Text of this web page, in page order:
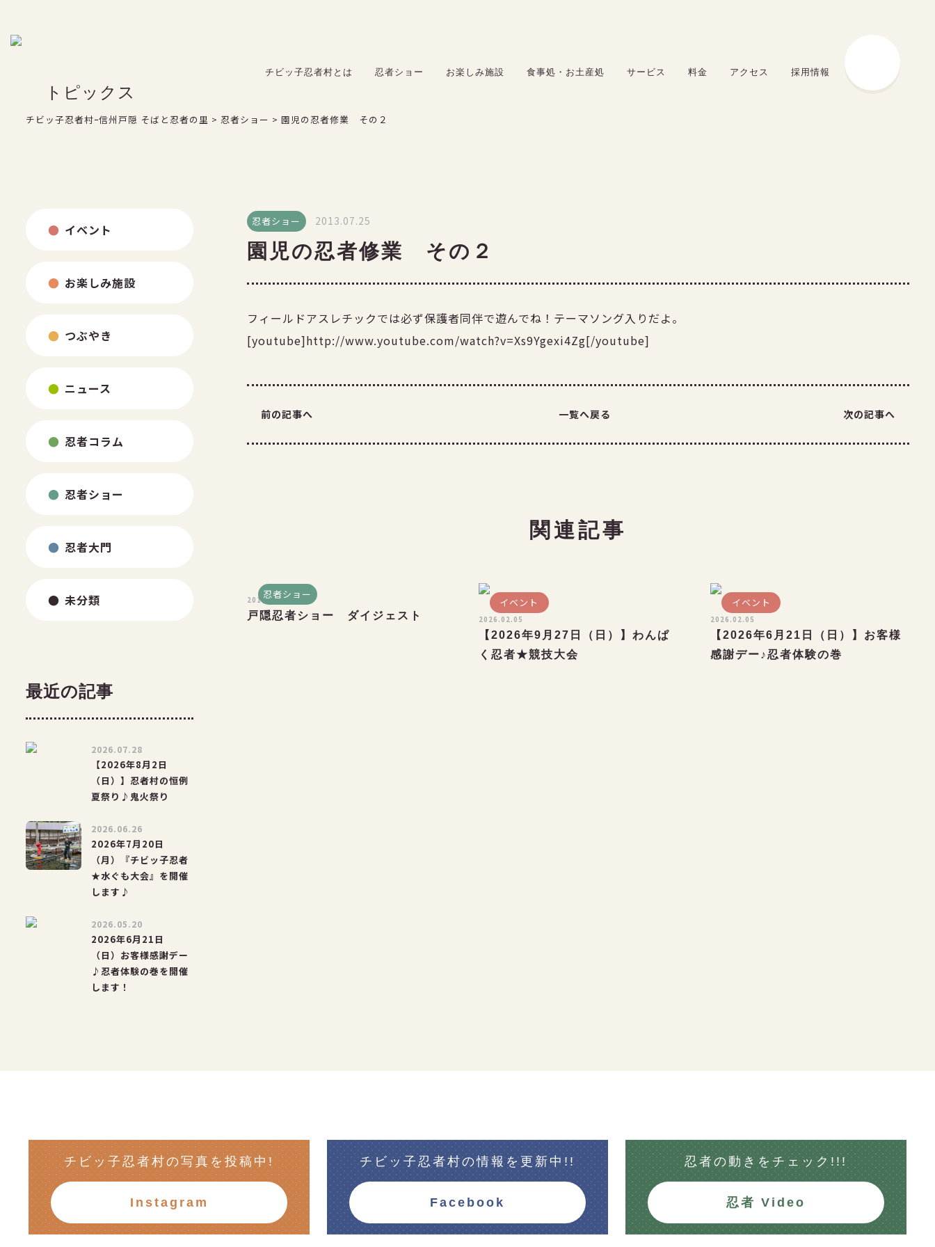
チビッ子忍者村とは 忍者ショー お楽しみ施設 食事処・お土産処 サービス 料金 アクセス 採用情報
お問い合わせ
サービス
トピックス
チビッ子忍者村ｰ信州戸隠 そばと忍者の里 > 忍者ショー > 園児の忍者修業 その２
忍者ショー 2013.07.25
園児の忍者修業 その２
フィールドアスレチックでは必ず保護者同伴で遊んでね！テーマソング入りだよ。
[youtube]http://www.youtube.com/watch?v=Xs9Ygexi4Zg[/youtube]
前の記事へ 一覧へ戻る 次の記事へ
関連記事
忍者ショー
2011.03.16
戸隠忍者ショー ダイジェスト
イベント
2026.02.05
【2026年9月27日（日）】わんぱ
く忍者★競技大会
イベント
2026.02.05
【2026年6月21日（日）】お客様
感謝デー♪忍者体験の巻
イベント
お楽しみ施設
つぶやき
ニュース
忍者コラム
忍者ショー
忍者大門
未分類
最近の記事
2026.07.28
【2026年8月2日
（日）】忍者村の恒例
夏祭り♪鬼火祭り
2026.06.26
2026年7月20日
（月）『チビッ子忍者
★水ぐも大会』を開催
します♪
2026.05.20
2026年6月21日
（日）お客様感謝デー
♪忍者体験の巻を開催
します！
チビッ子忍者村の写真を投稿中!
Instagram
チビッ子忍者村の情報を更新中!!
Facebook
忍者の動きを チェック!!!
忍者 Video